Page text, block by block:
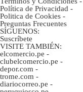
Política de Privacidad -
Politica de Cookies -
Preguntas Frecuentes
SÍGUENOS:
Suscríbete
VISITE TAMBIÉN:
elcomercio.pe -
clubelcomercio.pe -
depor.com -
trome.com -
diariocorreo.pe -